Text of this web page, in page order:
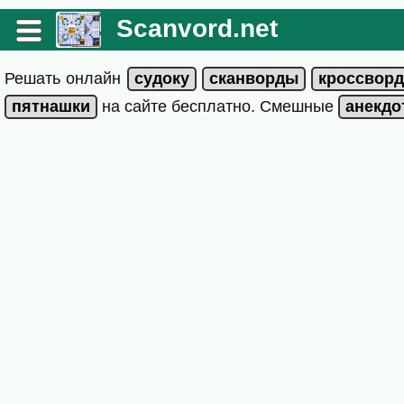
Scanvord.net
Решать онлайн
на сайте бесплатно. Смешные